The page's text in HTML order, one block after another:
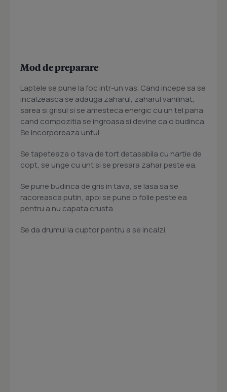
Mod de preparare
Laptele se pune la foc intr-un vas. Cand incepe sa se
incalzeasca se adauga zaharul, zaharul vanilinat,
sarea si grisul si se amesteca energic cu un tel pana
cand compozitia se ingroasa si devine ca o budinca.
Se incorporeaza untul.
Se tapeteaza o tava de tort detasabila cu hartie de
copt, se unge cu unt si se presara zahar peste ea.
Se pune budinca de gris in tava, se lasa sa se
racoreasca putin, apoi se pune o folie peste ea
pentru a nu capata crusta.
Se da drumul la cuptor pentru a se incalzi.